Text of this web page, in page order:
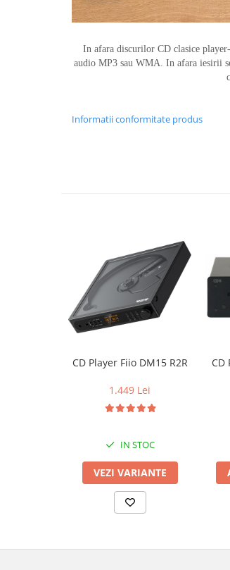
In afara discurilor CD clasice
audio MP3 sau WMA. In afara iesirii
Informatii conformitate produs
CD Player Fiio DM15 R2R
1.449 Lei
IN STOC
VEZI VARIANTE
CD